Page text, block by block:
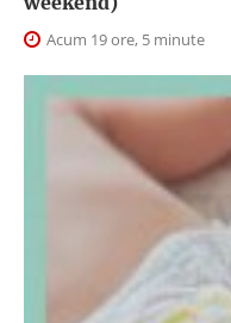
Acum 19 ore, 5 minute